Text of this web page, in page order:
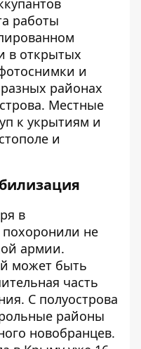
работы
в открытых
и
районах
Местные
к укрытиям и
и
в
не
армии.
может быть
часть
С полуострова
районы
новобранцев.